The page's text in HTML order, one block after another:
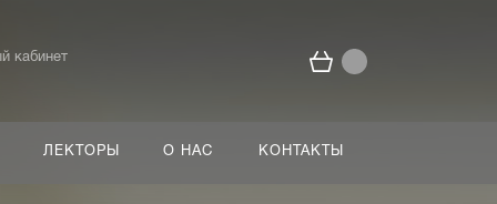
кабинет
ЛЕКТОРЫ О НАС КОНТАКТЫ